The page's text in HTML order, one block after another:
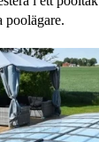
poolägare.